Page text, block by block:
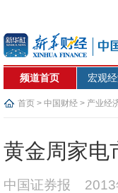
频道首页 宏观
首页 > 中国财经 > 产业经
黄金周家电
中国证券报